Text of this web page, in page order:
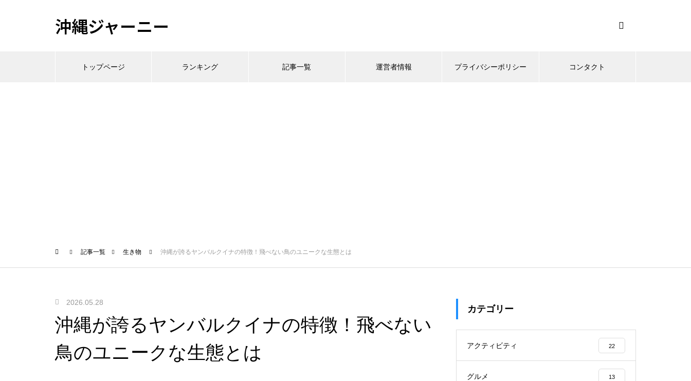
沖縄ジャーニー
トップページ ランキング 記事一覧 運営者情報 プライバシーポリシー コンタクト
記事一覧 生き物 沖縄が誇るヤンバルクイナの特徴！飛べない鳥のユニークな生態とは
2026.05.28
沖縄が誇るヤンバルクイナの特徴！飛べない
鳥のユニークな生態とは
カテゴリー
アクティビティ 22
グルメ 13